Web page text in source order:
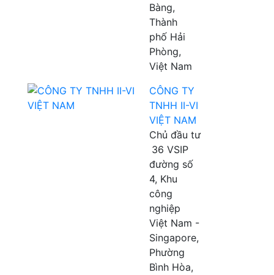
Bàng,
Thành
phố Hải
Phòng,
Việt Nam
CÔNG TY
TNHH II-VI
VIỆT NAM
Chủ đầu tư
36 VSIP
đường số
4, Khu
công
nghiệp
Việt Nam -
Singapore,
Phường
Bình Hòa,